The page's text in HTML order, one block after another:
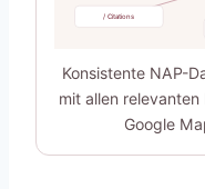
/ Citations
Konsistente NAP-
mit allen relevanten
Google